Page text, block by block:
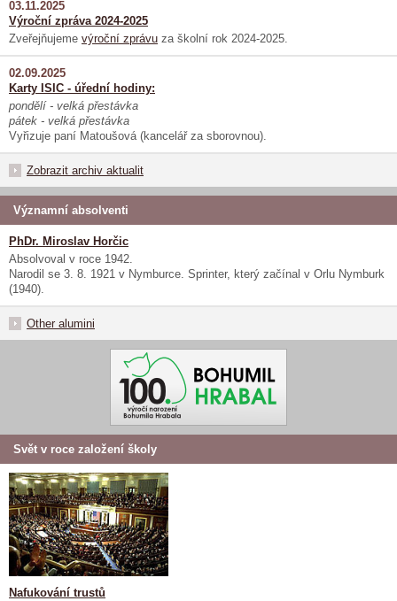
03.11.2025
Výroční zpráva 2024-2025
Zveřejňujeme výroční zprávu za školní rok 2024-2025.
02.09.2025
Karty ISIC - úřední hodiny:
pondělí - velká přestávka
pátek - velká přestávka
Vyřizuje paní Matoušová (kancelář za sborovnou).
Zobrazit archiv aktualit
Významní absolventi
PhDr. Miroslav Horčic
Absolvoval v roce 1942.
Narodil se 3. 8. 1921 v Nymburce. Sprinter, který začínal v Orlu Nymburk
(1940).
Other alumini
Svět v roce založení školy
Nafukování trustů